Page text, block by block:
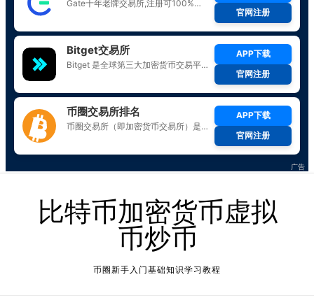
比特币加密货币虚拟
币炒币
币圈新手入门基础知识学习教程